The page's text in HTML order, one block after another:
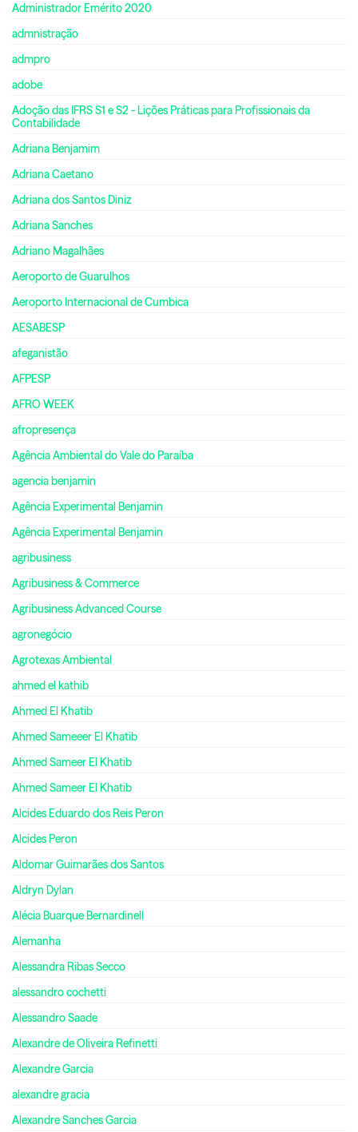
Administrador Emérito 2020
admnistração
admpro
adobe
Adoção das IFRS S1 e S2 - Lições Práticas para Profissionais da
Contabilidade
Adriana Benjamim
Adriana Caetano
Adriana dos Santos Diniz
Adriana Sanches
Adriano Magalhães
Aeroporto de Guarulhos
Aeroporto Internacional de Cumbica
AESABESP
afeganistão
AFPESP
AFRO WEEK
afropresença
Agência Ambiental do Vale do Paraíba
agencia benjamin
Agência Experimental Benjamin
Agência Experimental Benjamin
agribusiness
Agribusiness & Commerce
Agribusiness Advanced Course
agronegócio
Agrotexas Ambiental
ahmed el kathib
Ahmed El Khatib
Ahmed Sameeer El Khatib
Ahmed Sameer El Khatib
Ahmed Sameer El Khatib
Alcides Eduardo dos Reis Peron
Alcides Peron
Aldomar Guimarães dos Santos
Aldryn Dylan
Alécia Buarque Bernardinell
Alemanha
Alessandra Ribas Secco
alessandro cochetti
Alessandro Saade
Alexandre de Oliveira Refinetti
Alexandre Garcia
alexandre gracia
Alexandre Sanches Garcia